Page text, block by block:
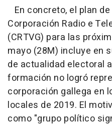
En concreto, el plan
Corporación Radio e
(CRTVG) para las
mayo (28M) incluye en
de actualidad electoral
formación no logró
corporación gallega en
locales de 2019. El
como "grupo político